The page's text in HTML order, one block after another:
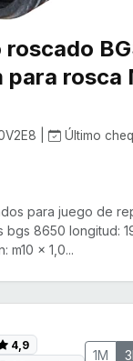
roscado
para rosca
|
Último
para juego de
8650 longitud:
m10 x 1,0...
4,9
1M